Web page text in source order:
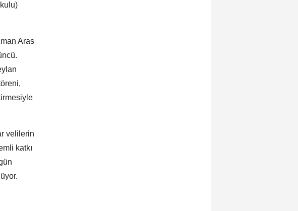
Aras
velilerin
katkı